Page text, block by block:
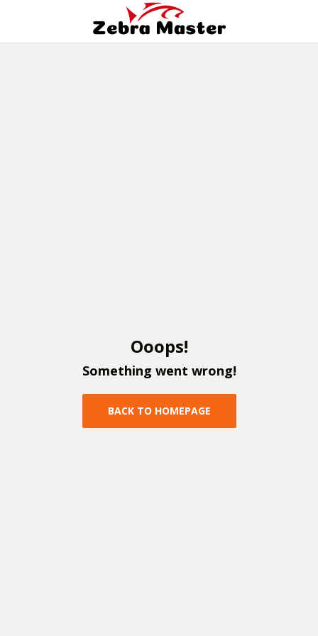
Ooops!
Something went wrong!
BACK TO HOMEPAGE